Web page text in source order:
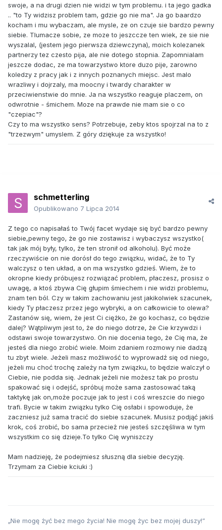
swoje, a na drugi dzien nie widzi w tym problemu. i ta jego gadka
.. "to Ty widzisz problem tam, gdzie go nie ma". Ja go baardzo
kocham i mu wybaczam, ale mysle, ze on czuje sie bardzo pewny
siebie. Tlumacze sobie, ze moze to jeszccze ten wiek, ze sie nie
wyszalal, (jestem jego pierwsza dziewczyna), moich kolezanek
partnerzy tez czesto pija, ale nie dotego stopnia. Zapomnialam
jeszcze dodac, ze ma towarzystwo ktore duzo pije, zarowno
koledzy z pracy jak i z innych poznanych miejsc. Jest malo
wrazliwy i dojrzaly, ma moocny i twardy charakter w
przeciwienstwie do mnie. Ja na wszystko reaguje placzem, on
odwrotnie - śmichem. Moze na prawde nie mam sie o co
"czepiac"?
Czy to ma wszystko sens? Potrzebuje, zeby ktos spojrzal na to z
"trzezwym" umyslem. Z góry dziękuje za wszystko!
schmetterling
Opublikowano 7 Lipca 2014
Z tego co napisałaś to Twój facet wydaje się być bardzo pewny
siebie,pewny tego, że go nie zostawisz i wybaczysz wszystko(
tak jak mój były, tylko, że ten stronił od alkoholu). Być może
rzeczywiście on nie dorósł do tego związku, widać, że to Ty
walczysz o ten układ, a on ma wszystko gdzieś. Wiem, że to
okropne kiedy próbujesz rozwiązać problem, płaczesz, prosisz o
uwagę, a ktoś zbywa Cię głupim śmiechem i nie widzi problemu,
znam ten ból. Czy w takim zachowaniu jest jakikolwiek szacunek,
kiedy Ty płaczesz przez jego wybryki, a on całkowicie to olewa?
Zastanów się, wiem, że jest Ci ciężko, że go kochasz, co będzie
dalej? Wątpliwym jest to, że do niego dotrze, że Cie krzywdzi i
odstawi swoje towarzystwo. On nie docenia tego, że Cię ma, że
jesteś dla niego zrobić wiele. Moim zdaniem rozmowy nie dadzą
tu zbyt wiele. Jeżeli masz możliwość to wyprowadź się od niego,
jeżeli mu choć trochę zależy na tym związku, to będzie walczył o
Ciebie, nie podda się. Jednak jeżeli nie możesz tak po prostu
spakować się i odejść, spróbuj może sama zastosować taką
taktykę jak on,może poczuje jak to jest i coś wreszcie do niego
trafi. Bycie w takim związku tylko Cię osłabi i spowoduje, że
zaczniesz już sama tracić do siebie szacunek. Musisz podjąć jakiś
krok, coś zrobić, bo sama przecież nie jesteś szczęśliwa w tym
wszystkim co się dzieje.To tylko Cię wyniszczy
Mam nadzieję, że podejmiesz słuszną dla siebie decyzję.
Trzymam za Ciebie kciuki :)
„Nie mogę żyć bez mego życia! Nie mogę życ bez mojej duszy!”